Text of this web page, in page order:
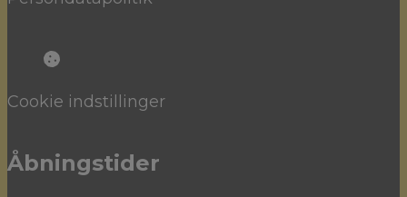
Cookie indstillinger
Åbningstider